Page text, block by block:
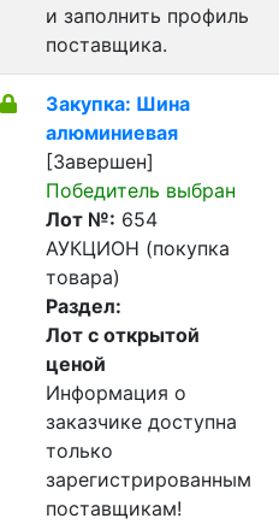
и заполнить профиль
поставщика.
Закупка: Шина
алюминиевая
[Завершен]
Победитель выбран
Лот №: 654
АУКЦИОН (покупка
товара)
Раздел:
Лот с открытой
ценой
Информация о
заказчике доступна
только
зарегистрированным
поставщикам!